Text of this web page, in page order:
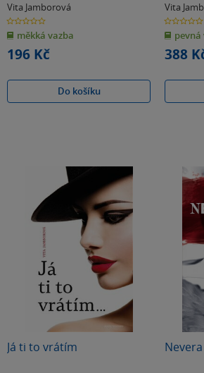
Vita Jamborová
0.0
z
5
hvězdiček
měkká vazba
196 Kč
Do košíku
Vita
0.0
z
5
hvězdiček
pevná
388
Já ti to vrátím